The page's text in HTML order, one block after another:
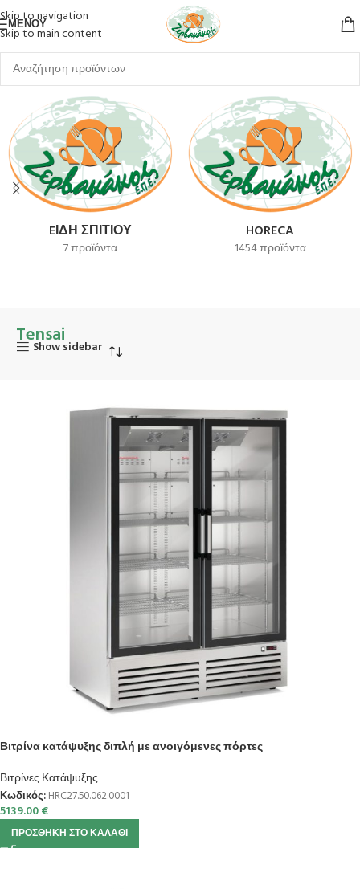
Skip to navigation
Skip to main content
ΜΕΝΟΎ
Αρχική σελίδα Tensai
EΊΔΗ ΣΠΙΤΙΟΎ
7 προϊόντα
HORECA
1454 προϊόντα
Tensai
Show sidebar
Βιτρίνα κατάψυξης διπλή με ανοιγόμενες πόρτες
Βιτρίνες Κατάψυξης
Κωδικός: HRC27.50.062.0001
5139.00€
ΠΡΟΣΘΉΚΗ ΣΤΟ ΚΑΛΆΘΙ